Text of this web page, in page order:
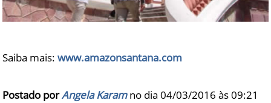
Saiba mais:www.amazonsantana.com
Postado porAngela Karamno dia 04/03/2016 às09:21